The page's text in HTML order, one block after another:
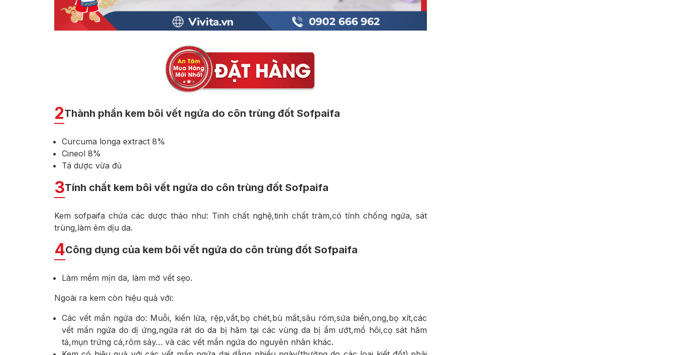
2Thành phần kem bôi vết ngứa do côn trùng đốt Sofpaifa
Curcuma longa extract 8%
Cineol 8%
Tá dược vừa đủ
3Tính chất kem bôi vết ngứa do côn trùng đốt Sofpaifa
Kem sofpaifa chứa các dược thảo như: Tinh chất nghệ,tinh chất tràm,có tính chống ngứa, sát
trùng,làm êm dịu da.
4Công dụng của kem bôi vết ngứa do côn trùng đốt Sofpaifa
Làm mềm mịn da, làm mờ vết sẹo.
Ngoài ra kem còn hiệu quả với:
Các vết mẩn ngứa do: Muỗi, kiến lửa, rệp,vắt,bọ chét,bù mắt,sâu róm,sứa biển,ong,bọ xít,các
vết mẩn ngứa do dị ứng,ngứa rát do da bị hăm tại các vùng da bị ẩm ướt,mồ hôi,cọ sát hăm
tả,mụn trứng cá,rôm sảy… và các vết mẩn ngứa do nguyên nhân khác.